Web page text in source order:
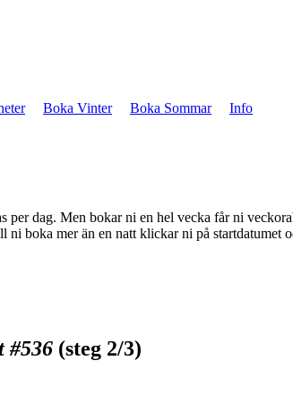
Boka Vinter Boka Sommar Info
per dag. Men bokar ni en hel vecka får ni
boka mer än en natt klickar ni på startdatumet
#536 (steg 2/3)